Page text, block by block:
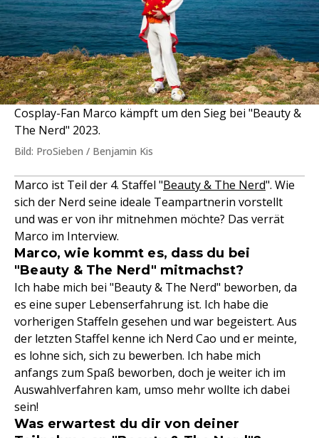
Cosplay-Fan Marco kämpft um den Sieg bei "Beauty &
The Nerd" 2023.
Bild: ProSieben / Benjamin Kis
Marco ist Teil der 4. Staffel "Beauty & The Nerd". Wie
sich der Nerd seine ideale Teampartnerin vorstellt
und was er von ihr mitnehmen möchte? Das verrät
Marco im Interview.
Marco, wie kommt es, dass du bei
"Beauty & The Nerd" mitmachst?
Ich habe mich bei "Beauty & The Nerd" beworben, da
es eine super Lebenserfahrung ist. Ich habe die
vorherigen Staffeln gesehen und war begeistert. Aus
der letzten Staffel kenne ich Nerd Cao und er meinte,
es lohne sich, sich zu bewerben. Ich habe mich
anfangs zum Spaß beworben, doch je weiter ich im
Auswahlverfahren kam, umso mehr wollte ich dabei
sein!
Was erwartest du dir von deiner